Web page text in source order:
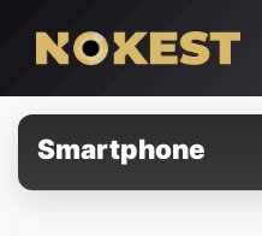
conteúdo
Smartphone